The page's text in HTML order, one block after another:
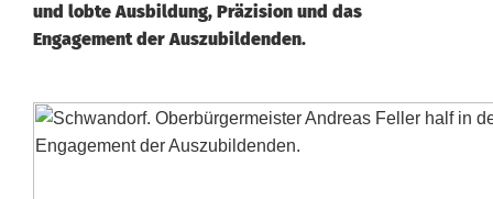
und lobte Ausbildung, Präzision und das
Engagement der Auszubildenden.